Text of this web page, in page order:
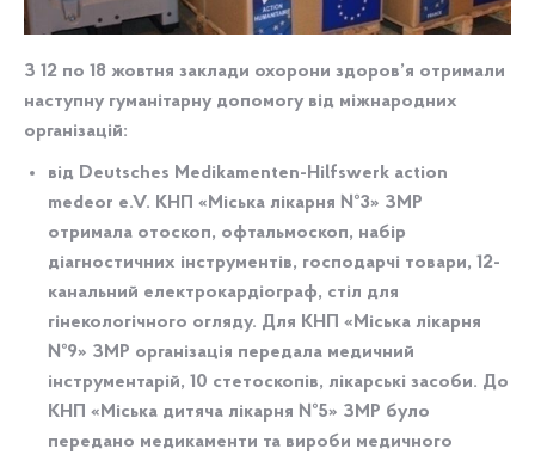
З 12 по 18 жовтня заклади охорони здоров’я отримали
наступну гуманітарну допомогу від міжнародних
організацій:
від Deutsches Medikamenten-Hilfswerk action
medeor e.V. КНП «Міська лікарня №3» ЗМР
отримала отоскоп, офтальмоскоп, набір
діагностичних інструментів, господарчі товари, 12-
канальний електрокардіограф, стіл для
гінекологічного огляду. Для КНП «Міська лікарня
№9» ЗМР організація передала медичний
інструментарій, 10 стетоскопів, лікарські засоби. До
КНП «Міська дитяча лікарня №5» ЗМР було
передано медикаменти та вироби медичного